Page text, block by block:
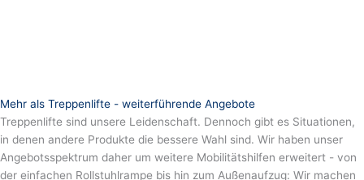
Mehr als Treppenlifte - weiterführende Angebote
Treppenlifte sind unsere Leidenschaft. Dennoch gibt es Situationen,
in denen andere Produkte die bessere Wahl sind. Wir haben unser
Angebotsspektrum daher um weitere Mobilitätshilfen erweitert - von
der einfachen Rollstuhlrampe bis hin zum Außenaufzug: Wir machen